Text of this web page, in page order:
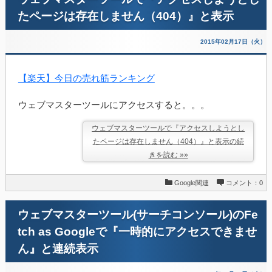
たページは存在しません（404）』と表示
2015年02月17日（火）
【楽天】今日の売れ筋ランキング
ウェブマスターツールにアクセスすると。。。
ウェブマスターツールで『アクセスしようとし
たページは存在しません（404）』と表示の続
きを読む »»
Google関連 コメント：0
ウェブマスターツール(サーチコンソール)のFe
tch as Googleで『一時的にアクセスできませ
ん』と連続表示